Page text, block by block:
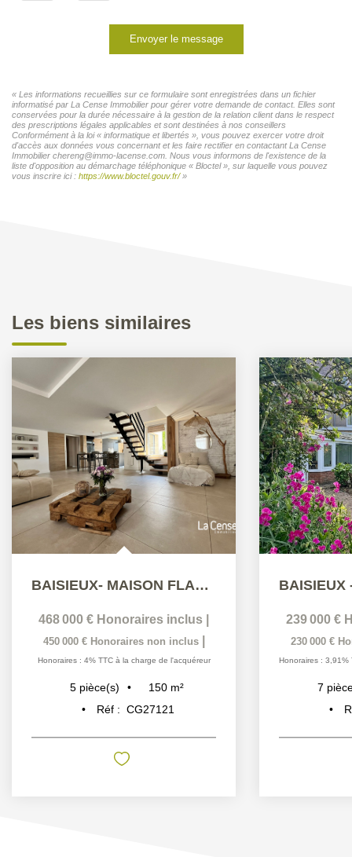
Envoyer le message
« Les informations recueillies sur ce formulaire sont enregistrées dans un fichier
informatisé par La Cense Immobilier pour gérer votre demande de contact. Elles sont
conservées pour la durée nécessaire à la gestion de la relation client dans le respect
des prescriptions légales applicables et sont destinées à nos conseillers
Conformément à la loi « informatique et libertés », vous pouvez exercer votre droit
d'accès aux données vous concernant et les faire rectifier en contactant La Cense
Immobilier chereng@immo-lacense.com. Nous vous informons de l'existence de la
liste d'opposition au démarchage téléphonique « Bloctel », sur laquelle vous pouvez
vous inscrire ici : https://www.bloctel.gouv.fr/»
Les biens similaires
BAISIEUX- MAISON FLAMANDE COUP DE COEUR
468 000 € Honoraires inclus
450 000 € Honoraires non inclus
Honoraires : 4% TTC à la charge de l'acquéreur
5 pièce(s) 150 m²
Réf : CG27121
239 000 €
230 000 €
Honoraires : 3,91%
7